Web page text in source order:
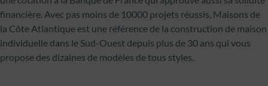
financière. Avec pas moins de 10000 projets réussis, Maisons de
la Côte Atlantique est une référence de la construction de maison
individuelle dans le Sud-Ouest depuis plus de 30 ans qui vous
propose des dizaines de modèles de tous styles.